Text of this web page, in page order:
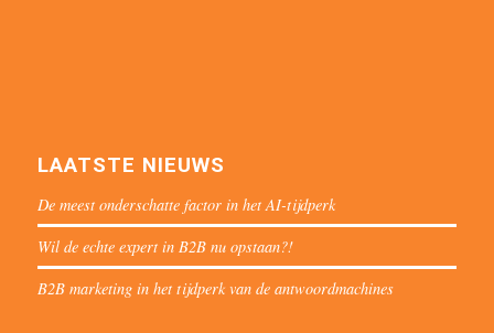
LAATSTE NIEUWS
De meest onderschatte factor in het AI-tijdperk
Wil de echte expert in B2B nu opstaan?!
B2B marketing in het tijdperk van de antwoordmachines